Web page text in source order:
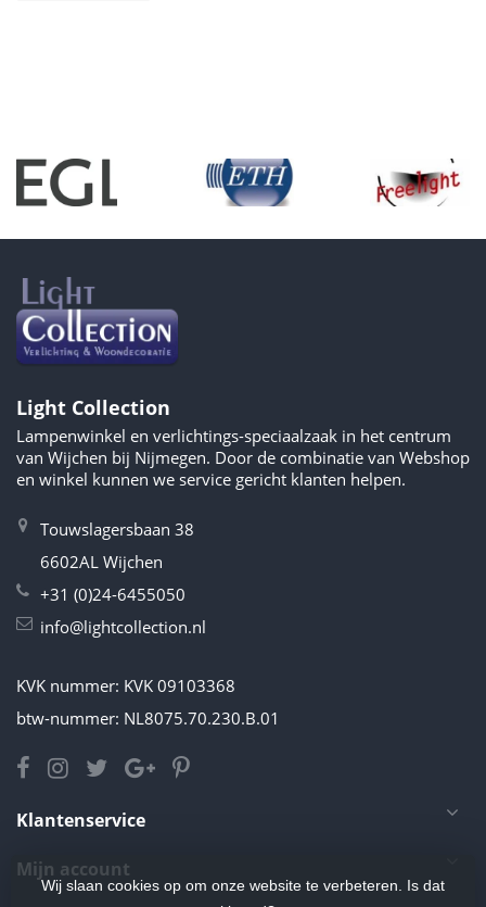
Light Collection
Lampenwinkel en verlichtings-speciaalzaak in het centrum
van Wijchen bij Nijmegen. Door de combinatie van Webshop
en winkel kunnen we service gericht klanten helpen.
Touwslagersbaan 38
6602AL Wijchen
+31 (0)24-6455050
info@lightcollection.nl
KVK nummer: KVK 09103368
btw-nummer: NL8075.70.230.B.01
Klantenservice
Mijn account
Wij slaan cookies op om onze website te verbeteren. Is dat